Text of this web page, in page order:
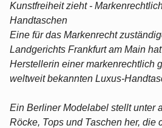
Kunstfreiheit zieht -
Handtaschen
Eine für das Markenrecht
Landgerichts Frankfurt am Main
Herstellerin einer markenrechtlich
weltweit bekannten Luxus-
Ein Berliner Modelabel stellt unter
Röcke, Tops und Taschen her, die